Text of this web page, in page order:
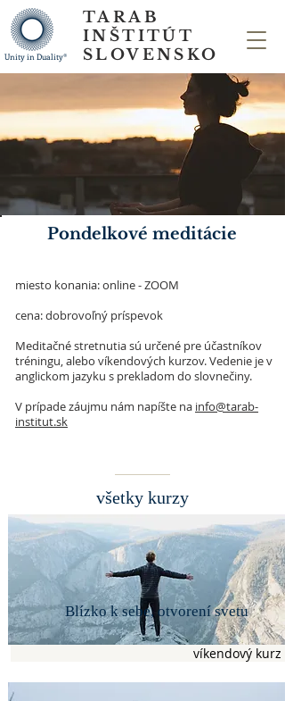
TARAB
INŠTITÚT
SLOVENSKO
Unity in Duality®
Pondelkové meditácie
miesto konania: online - ZOOM
cena: dobrovoľný príspevok
Meditačné stretnutia sú určené pre účastníkov
tréningu, alebo víkendových kurzov. Vedenie je v
anglickom jazyku s prekladom do slovnečiny.
V prípade záujmu nám napíšte na info@tarab-
institut.sk
všetky kurzy
víkendový kurz
Blízko k sebe, otvorení svetu